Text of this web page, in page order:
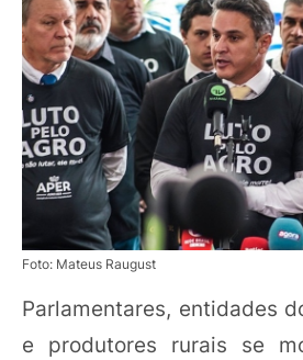
Foto: Mateus Raugust
Parlamentares, entidades
e produtores rurais se